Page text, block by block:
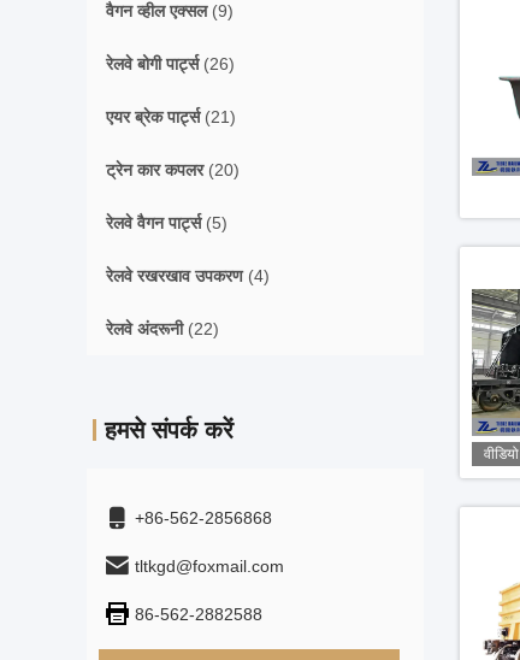
वैगन व्हील एक्सल(9)
रेलवे बोगी पार्ट्स(26)
एयर ब्रेक पार्ट्स(21)
ट्रेन कार कपलर(20)
रेलवे वैगन पार्ट्स(5)
रेलवे रखरखाव उपकरण(4)
रेलवे अंदरूनी(22)
हमसे संपर्क करें
+86-562-2856868
tltkgd@foxmail.com
86-562-2882588
वीडियो